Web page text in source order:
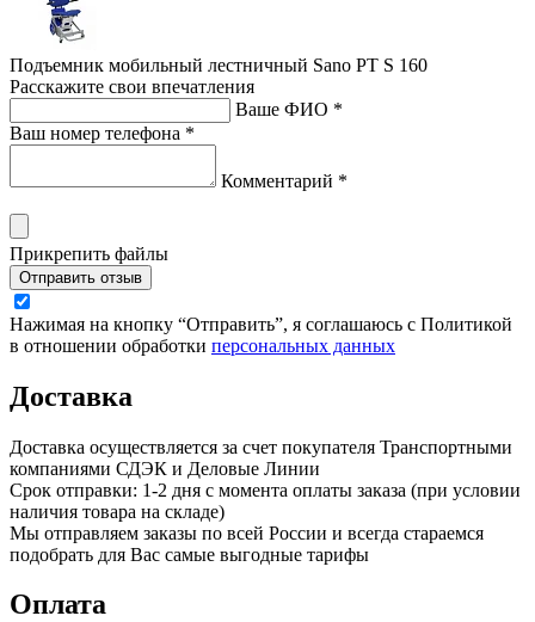
Подъемник мобильный лестничный Sano PT S 160
Расскажите свои впечатления
Ваше ФИО *
Ваш номер телефона *
Комментарий *
Прикрепить файлы
Отправить отзыв
Нажимая на кнопку “Отправить”, я соглашаюсь с Политикой
в отношении обработки персональных данных
Доставка
Доставка осуществляется за счет покупателя Транспортными
компаниями СДЭК и Деловые Линии
Срок отправки: 1-2 дня с момента оплаты заказа (при условии
наличия товара на складе)
Мы отправляем заказы по всей России и всегда стараемся
подобрать для Вас самые выгодные тарифы
Оплата